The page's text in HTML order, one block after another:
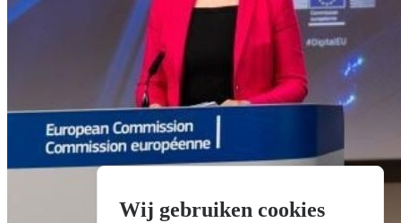
Wij gebruiken cookies